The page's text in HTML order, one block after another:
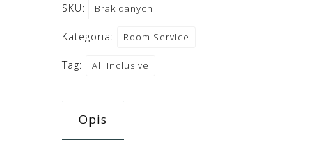
SKU: Brak danych
Kategoria: Room Service
Tag: All Inclusive
Opis